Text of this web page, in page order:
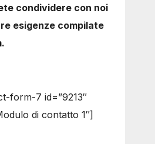
condividere con noi
esigenze compilate
form-7 id=”9213″
di contatto 1″]